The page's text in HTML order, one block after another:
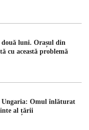
luni. Orașul din
cu această problemă
Ungaria: Omul înlăturat
al țării